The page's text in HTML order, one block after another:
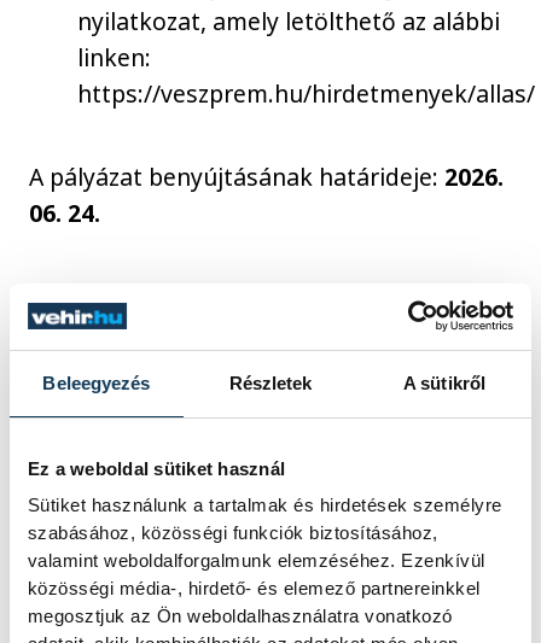
Beleegyezés Részletek A sütikről
Ez a weboldal sütiket használ
Sütiket használunk a tartalmak és hirdetések személyre
szabásához, közösségi funkciók biztosításához,
valamint weboldalforgalmunk elemzéséhez. Ezenkívül
közösségi média-, hirdető- és elemező partnereinkkel
megosztjuk az Ön weboldalhasználatra vonatkozó
nyilatkozat, amely letölthető az alábbi
linken:
https://veszprem.hu/hirdetmenyek/allas/
A pályázat benyújtásának határideje: 2026.
06. 24.
A pályázat benyújtásának módja: A
pályázatokat Veszprém Megyei Jogú Város
Polgármesteri Hivatala Személyzeti Önálló
Csoportjához, a
kérjük megküldeni. A tárgymezőben
szíveskedjen feltüntetni a munkakör
megnevezését: költségvetési ügyintéző.
A pályázat elbírálásával és a munkakör